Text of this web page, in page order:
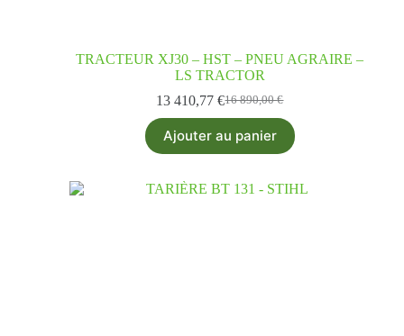
TRACTEUR XJ30 – HST – PNEU AGRAIRE –
LS TRACTOR
16 890,00€
13 410,77€
Ajouter au panier